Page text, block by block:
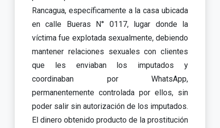
Rancagua, específicamente a la casa ubicada
en calle Bueras N° 0117, lugar donde la
víctima fue explotada sexualmente, debiendo
mantener relaciones sexuales con clientes
que les enviaban los imputados y
coordinaban por WhatsApp,
permanentemente controlada por ellos, sin
poder salir sin autorización de los imputados.
El dinero obtenido producto de la prostitución